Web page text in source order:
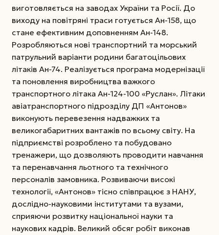
виготовляється на заводах України та Росії. До
виходу на повітряні траси готується Ан-158, що
стане ефективним доповненням Ан-148.
Розробляються нові транспортний та морський
патрульний варіанти родини багатоцільових
літаків Ан-74. Реалізується програма модернізації
та поновлення виробництва важкого
транспортного літака Ан-124-100 «Руслан». Літаки
авіатранспортного підрозділу ДП «Антонов»
виконують перевезення надважких та
великогабаритних вантажів по всьому світу. На
підприємстві розроблено та побудовано
тренажери, що дозволяють проводити навчання
та перенавчання льотного та технічного
персоналів замовника. Розвиваючи високі
технології, «Антонов» тісно співпрацює з НАНУ,
дослідно-науковими інститутами та вузами,
сприяючи розвитку національної науки та
наукових кадрів. Великий обсяг робіт виконав